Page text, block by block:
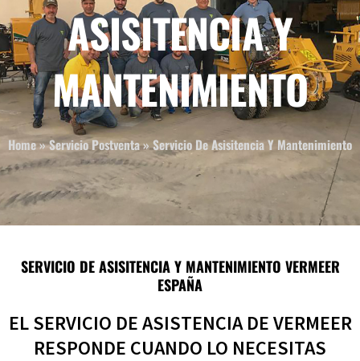
ASISITENCIA Y
MANTENIMIENTO
Home»Servicio Postventa»Servicio De Asisitencia Y Mantenimiento
SERVICIO DE ASISITENCIA Y MANTENIMIENTO VERMEER
ESPAÑA
EL SERVICIO DE ASISTENCIA DE VERMEER
RESPONDE CUANDO LO NECESITAS